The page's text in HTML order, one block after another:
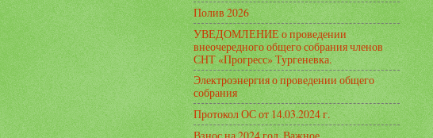
Полив 2026
УВЕДОМЛЕНИЕ о проведении
внеочередного общего собрания членов
СНТ «Прогресс» Тургеневка.
Электроэнергия о проведении общего
собрания
Протокол ОС от 14.03.2024 г.
Взнос на 2024 год. Важное.